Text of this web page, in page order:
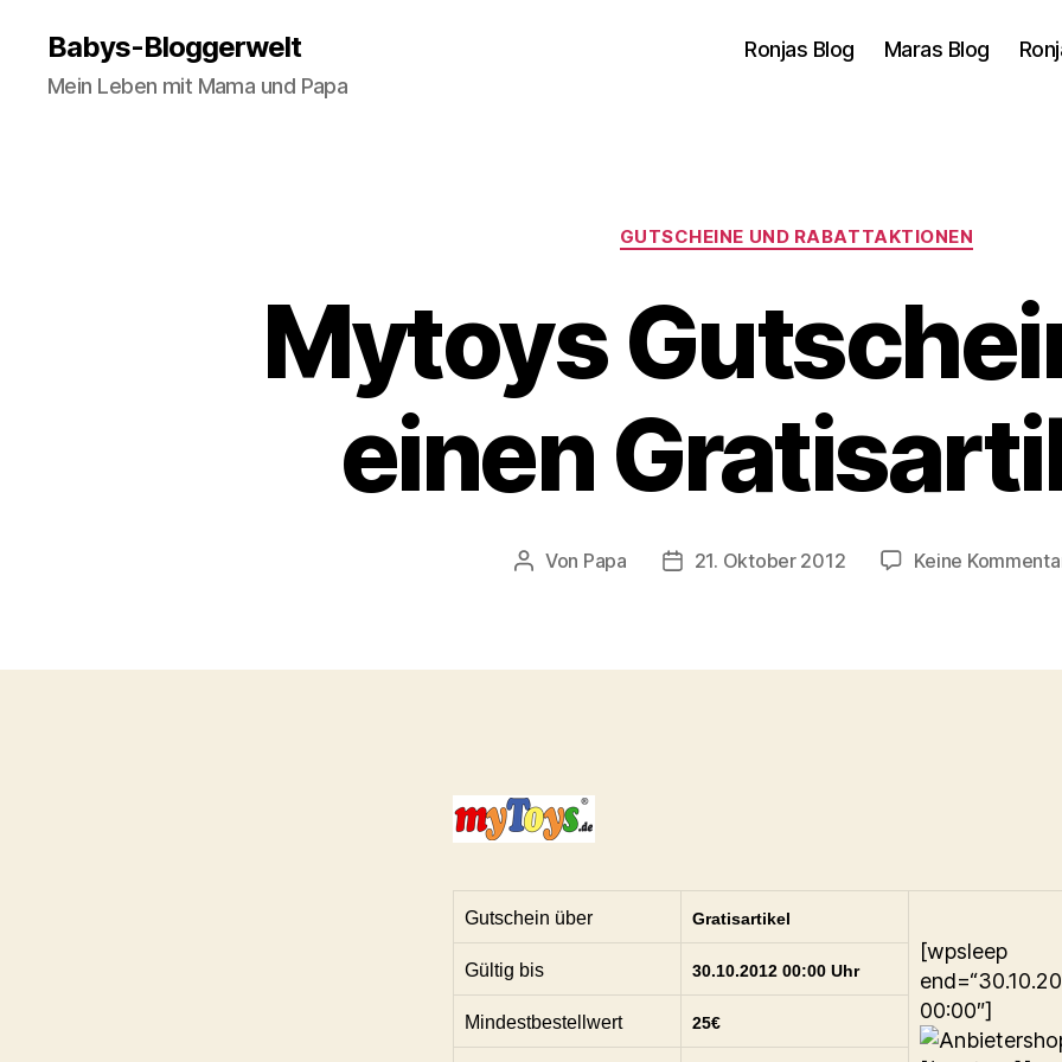
Babys-Bloggerwelt
Mein Leben mit Mama und Papa
Ronjas Blog Maras Blog
Kategorien
GUTSCHEINE UND RABATTAKTIONEN
Mytoys
einen
Beitragsautor
Von Papa Veröffentlichungsdatum
21. Oktober 2012 Keine
Gutschein über Gratisartikel
[wpsleep
00:00″]
Gültig bis 30.10.2012 00:00 Uhr
Mindestbestellwert 25€